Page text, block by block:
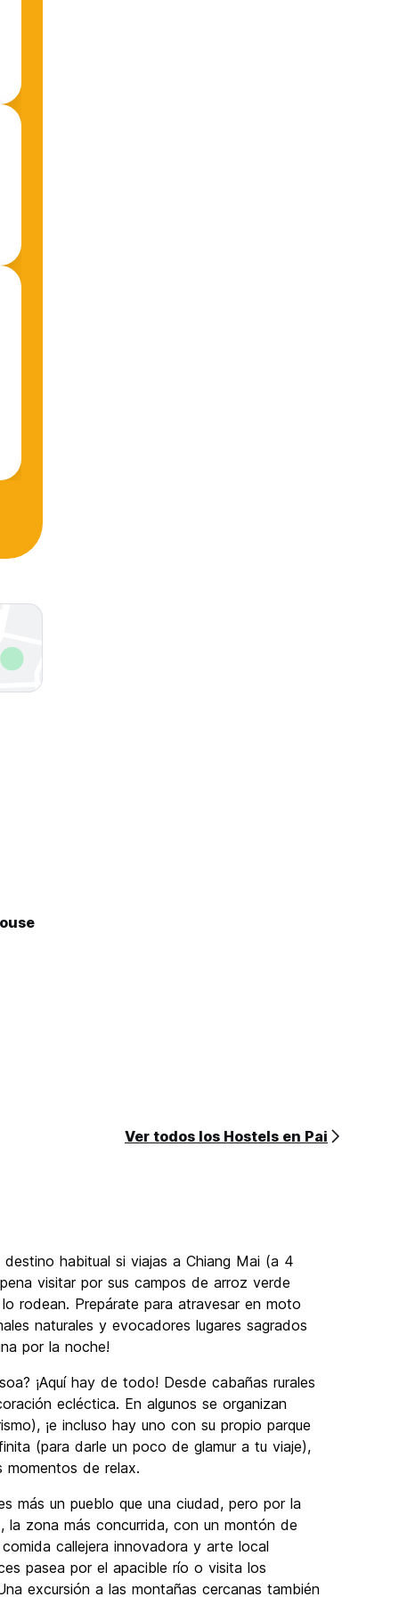
Ver todos los Hostels en Pai
habitual si viajas a Chiang Mai (a 4
visitar por sus campos de arroz verde
rodean. Prepárate para atravesar en moto
naturales y evocadores lugares sagrados
por la noche!
¡Aquí hay de todo! Desde cabañas rurales
ecléctica. En algunos se organizan
¡e incluso hay uno con su propio parque
(para darle un poco de glamur a tu viaje),
momentos de relax.
más un pueblo que una ciudad, pero por la
la zona más concurrida, con un montón de
callejera innovadora y arte local
pasea por el apacible río o visita los
excursión a las montañas cercanas también